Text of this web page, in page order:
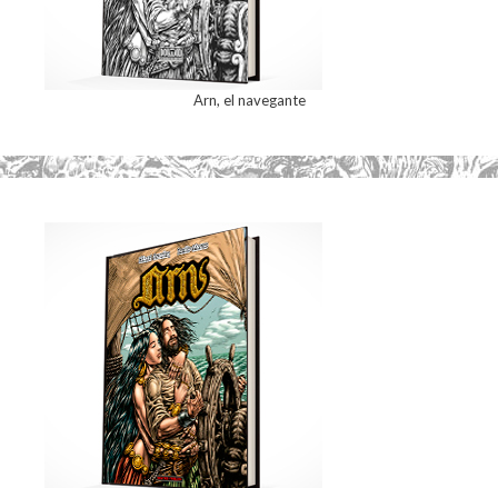
Arn, el navegante